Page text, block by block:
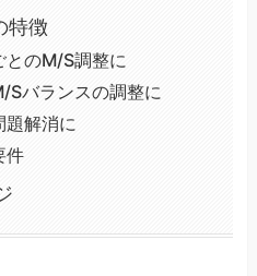
特徴
とのM/S調整に
Sバランスの調整に
題解消に
件